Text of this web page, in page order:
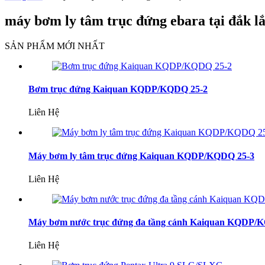
máy bơm ly tâm trục đứng ebara tại đắk
SẢN PHẨM MỚI NHẤT
Bơm trục đứng Kaiquan KQDP/KQDQ 25-2
Liên Hệ
Máy bơm ly tâm trục đứng Kaiquan KQDP/KQDQ 25-3
Liên Hệ
Máy bơm nước trục đứng đa tầng cánh Kaiquan KQDP/
Liên Hệ